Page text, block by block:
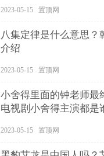
2023-05-15 置顶网
八集定律是什么意思？
介绍
2023-05-15 置顶网
小舍得里面的钟老师最
电视剧小舍得主演都是
2023-05-15 置顶网